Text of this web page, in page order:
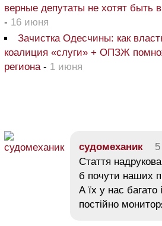
верные депутаты не хотят быть
- 16 июня
Зачистка Одесчины: как
коалиция «слуги» + ОПЗЖ
региона- 1 июня
судомеханик
Стаття
б почути наших
А їх у нас багато
постійно